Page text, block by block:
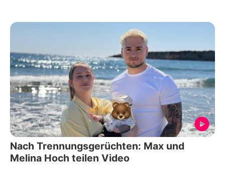
Nach Trennungsgerüchten: Max und
Melina Hoch teilen Video